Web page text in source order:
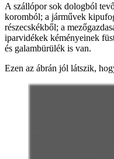
A szállópor sok dologból
koromból; a járművek
részecskékből; a
iparvidékek kéményeinek
és galambürülék is van.
Ezen az ábrán jól látszik,